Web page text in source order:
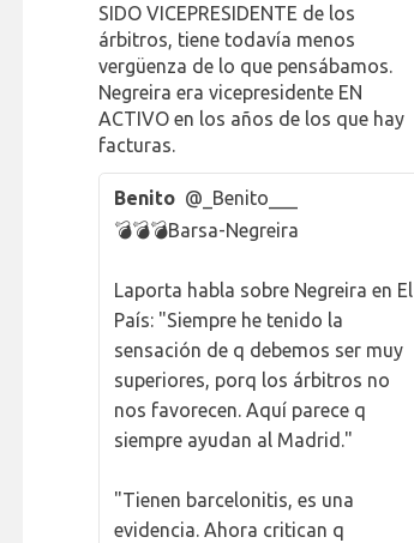
SIDO VICEPRESIDENTE de los
árbitros, tiene todavía menos
vergüenza de lo que pensábamos.
Negreira era vicepresidente EN
ACTIVO en los años de los que hay
facturas.
Benito @_Benito___
💣💣💣Barsa-Negreira
Laporta habla sobre Negreira en El
País: "Siempre he tenido la
sensación de q debemos ser muy
superiores, porq los árbitros no
nos favorecen. Aquí parece q
siempre ayudan al Madrid."
"Tienen barcelonitis, es una
evidencia. Ahora critican q